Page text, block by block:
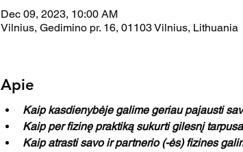
Dec 09, 2023, 10:00 AM
Vilnius, Gedimino pr. 16, 01103 Vilnius, Lithuania
Apie
Kaip kasdienybėje galime geriau pajausti
Kaip per fizinę praktiką sukurti gilesnį
Kaip atrasti savo ir partnerio (-ės) fizines